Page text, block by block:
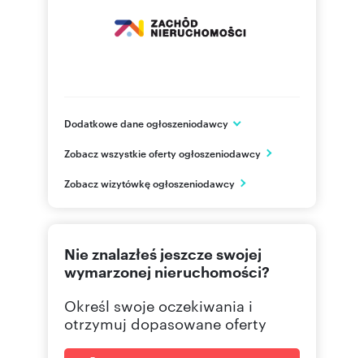
Dodatkowe dane ogłoszeniodawcy
Zielona Góra
PL
793 12 Pokaż telefon
Zobacz wszystkie oferty ogłoszeniodawcy
Zobacz wizytówkę ogłoszeniodawcy
Nie znalazłeś jeszcze swojej
wymarzonej nieruchomości?
Określ swoje oczekiwania i
otrzymuj dopasowane oferty